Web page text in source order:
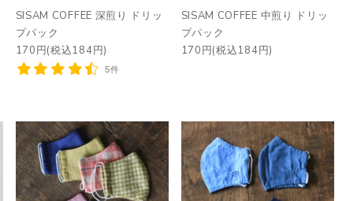
SISAM COFFEE 深煎り ドリッ
プパック
170円(税込184円)
5件
SISAM COFFEE 中煎り ドリッ
プパック
170円(税込184円)